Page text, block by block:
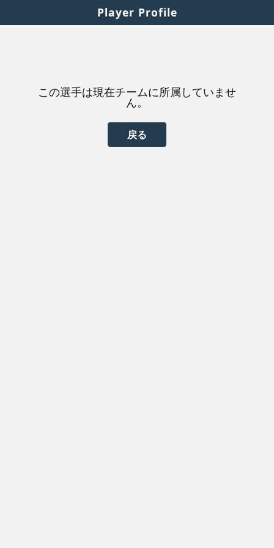
Player Profile
この選手は現在チームに所属していませ
ん。
戻る